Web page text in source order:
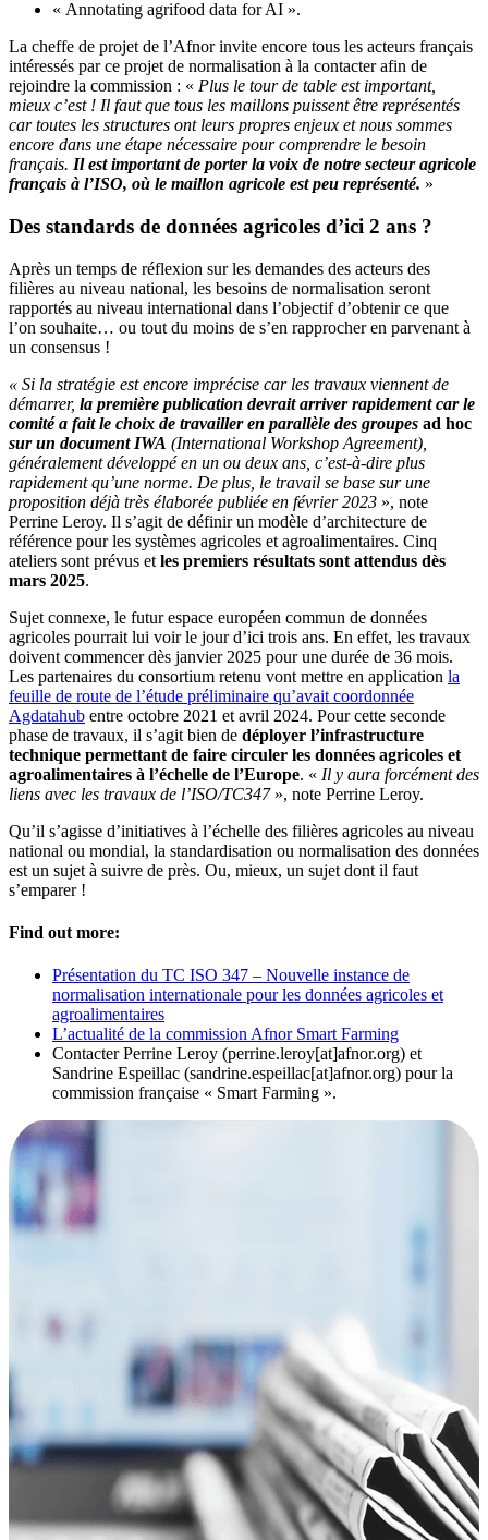
« Annotating agrifood data for AI ».
La cheffe de projet de l’Afnor invite encore tous les acteurs français
intéressés par ce projet de normalisation à la contacter afin de
rejoindre la commission : « Plus le tour de table est important,
mieux c’est ! Il faut que tous les maillons puissent être représentés
car toutes les structures ont leurs propres enjeux et nous sommes
encore dans une étape nécessaire pour comprendre le besoin
français. Il est important de porter la voix de notre secteur agricole
français à l’ISO, où le maillon agricole est peu représenté. »
Des standards de données agricoles d’ici 2 ans ?
Après un temps de réflexion sur les demandes des acteurs des
filières au niveau national, les besoins de normalisation seront
rapportés au niveau international dans l’objectif d’obtenir ce que
l’on souhaite… ou tout du moins de s’en rapprocher en parvenant à
un consensus !
« Si la stratégie est encore imprécise car les travaux viennent de
démarrer, la première publication devrait arriver rapidement car le
comité a fait le choix de travailler en parallèle des groupes ad hoc
sur un document IWA (International Workshop Agreement),
généralement développé en un ou deux ans, c’est-à-dire plus
rapidement qu’une norme. De plus, le travail se base sur une
proposition déjà très élaborée publiée en février 2023 », note
Perrine Leroy. Il s’agit de définir un modèle d’architecture de
référence pour les systèmes agricoles et agroalimentaires. Cinq
ateliers sont prévus et les premiers résultats sont attendus dès
mars 2025.
Sujet connexe, le futur espace européen commun de données
agricoles pourrait lui voir le jour d’ici trois ans. En effet, les travaux
doivent commencer dès janvier 2025 pour une durée de 36 mois.
Les partenaires du consortium retenu vont mettre en application la
feuille de route de l’étude préliminaire qu’avait coordonnée
Agdatahub entre octobre 2021 et avril 2024. Pour cette seconde
phase de travaux, il s’agit bien de déployer l’infrastructure
technique permettant de faire circuler les données agricoles et
agroalimentaires à l’échelle de l’Europe. « Il y aura forcément des
liens avec les travaux de l’ISO/TC347», note Perrine Leroy.
Qu’il s’agisse d’initiatives à l’échelle des filières agricoles au niveau
national ou mondial, la standardisation ou normalisation des données
est un sujet à suivre de près. Ou, mieux, un sujet dont il faut
s’emparer !
Find out more:
Présentation du TC ISO 347 – Nouvelle instance de
normalisation internationale pour les données agricoles et
agroalimentaires
L’actualité de la commission Afnor Smart Farming
Contacter Perrine Leroy (perrine.leroy[at]afnor.org) et
Sandrine Espeillac (sandrine.espeillac[at]afnor.org) pour la
commission française « Smart Farming ».